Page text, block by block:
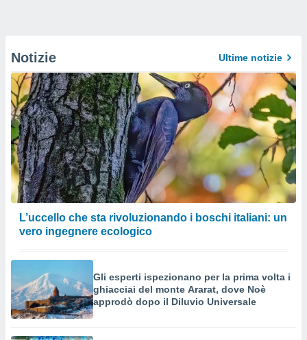
Notizie Ultime notizie
L’uccello che sta rivoluzionando i boschi italiani: un
vero ingegnere ecologico
Gli esperti ispezionano per la prima volta i
ghiacciai del monte Ararat, dove Noè
approdò dopo il Diluvio Universale